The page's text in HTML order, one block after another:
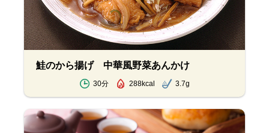
鮭のから揚げ 中華風野菜あんかけ
30分 288kcal 3.7g